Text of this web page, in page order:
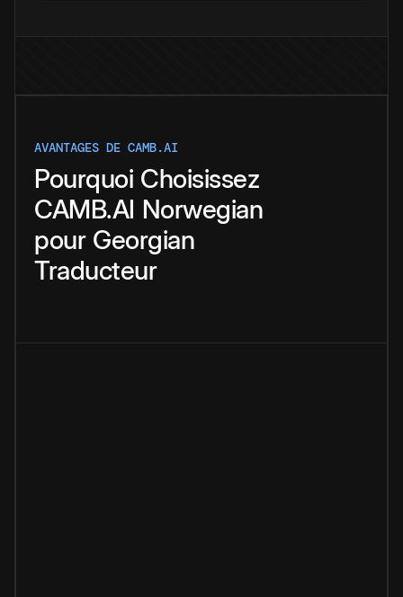
AVANTAGES DE CAMB.AI
Pourquoi Choisissez
CAMB.AI Norwegian
pour Georgian
Traducteur